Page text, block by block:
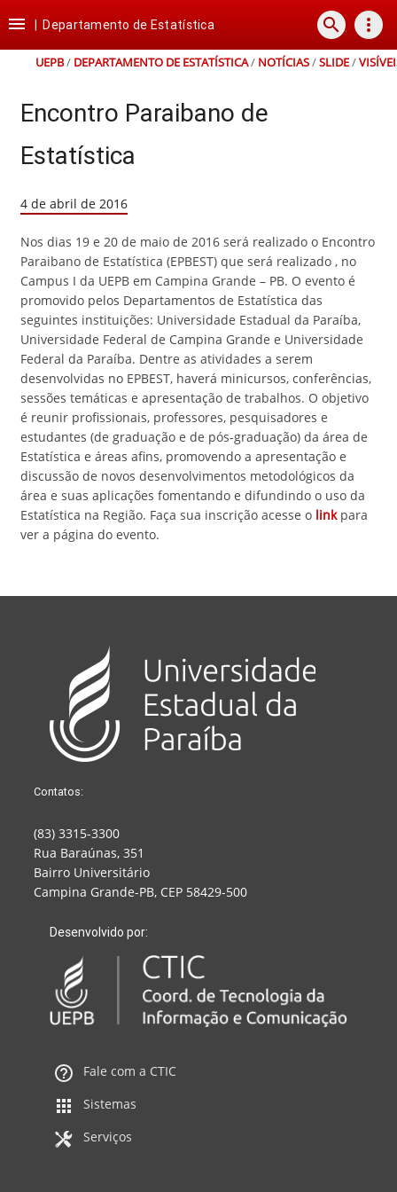
para
conteúdo
para
para
para
rodapé
 Departamento de Estatística search more_vert
UEPB/ DEPARTAMENTO DE ESTATÍSTICA/ NOTÍCIAS/SLIDE/
Encontro Paraibano de
Estatística
4 de abril de 2016
Nos dias 19 e 20 de maio de 2016 será realizado o Encontro
Paraibano de Estatística (EPBEST) que será realizado , no
Campus I da UEPB em Campina Grande – PB. O evento é
promovido pelos Departamentos de Estatística das
seguintes instituições: Universidade Estadual da Paraíba,
Universidade Federal de Campina Grande e Universidade
Federal da Paraíba. Dentre as atividades a serem
desenvolvidas no EPBEST, haverá minicursos, conferências,
sessões temáticas e apresentação de trabalhos. O objetivo
é reunir profissionais, professores, pesquisadores e
estudantes (de graduação e de pós-graduação) da área de
Estatística e áreas afins, promovendo a apresentação e
discussão de novos desenvolvimentos metodológicos da
área e suas aplicações fomentando e difundindo o uso da
Estatística na Região. Faça sua inscrição acesse o linkpara
ver a página do evento.
Contatos:
(83) 3315-3300
Rua Baraúnas, 351
Bairro Universitário
Campina Grande-PB, CEP 58429-500
Desenvolvido por:
Fale com a CTIC
Sistemas
Serviços